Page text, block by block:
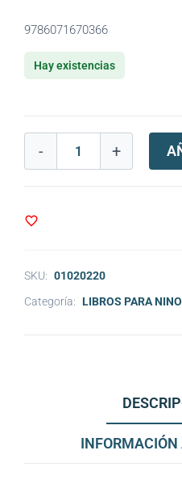
9786071670366
Hay existencias
- +
SKU: 01020220
Categoría: LIBROS PARA